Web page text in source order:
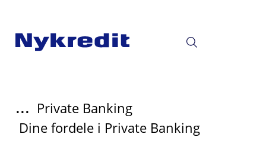
... Private Banking
Dine fordele i Private Banking